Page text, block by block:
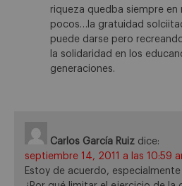
riqueza quedba siempre en
pocos…la gratuidad
puede darse pero
la solidaridad en los
generaciones.
Carlos García Ruiz dice:
septiembre 14, 2011 a las 10:59
Estoy de acuerdo,